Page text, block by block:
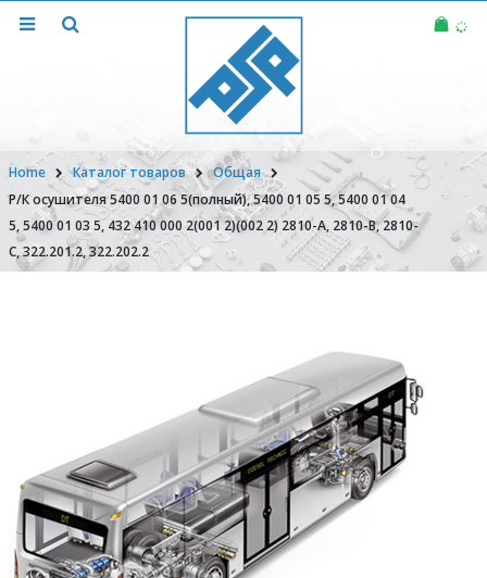
Home Каталог товаров
Общая
Р/К осушителя 5400 01 06 5(полный), 5400 01 05 5, 5400 01 04
5, 5400 01 03 5, 432 410 000 2(001 2)(002 2) 2810-А, 2810-В, 2810-
С, 322.201.2, 322.202.2